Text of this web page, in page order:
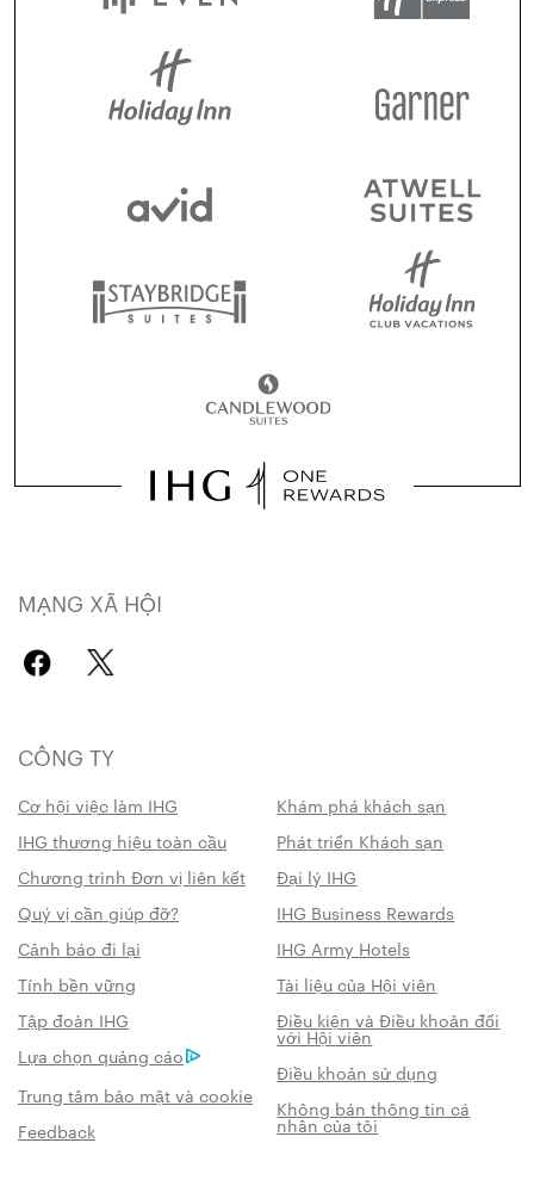
MẠNG XÃ HỘI
CÔNG TY
Cơ hội việc làm IHG
Khám phá khách sạn
IHG thương hiệu toàn cầu
Phát triển Khách sạn
Chương trình Đơn vị liên kết
Đại lý IHG
Quý vị cần giúp đỡ?
IHG Business Rewards
Cảnh báo đi lại
IHG Army Hotels
Tính bền vững
Tài liệu của Hội viên
Tập đoàn IHG
Điều kiện và Điều khoản đối
với Hội viên
Lựa chọn quảng cáo
Điều khoản sử dụng
Trung tâm bảo mật và cookie
Không bán thông tin cá
nhân của tôi
Feedback